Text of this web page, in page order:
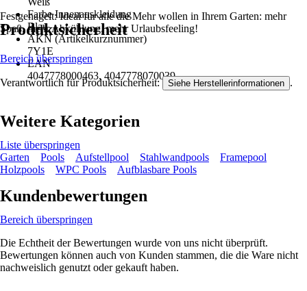
Farbe Innenauskleidung
Blau
AKN (Artikelkurznummer)
7Y1E
EAN
4047778000463, 4047778070039
Festgenagelt: Ideal für alle die Mehr wollen in Ihrem Garten: mehr
Spaß, mehr Abkühlung, mehr Urlaubsfeeling!
Produktsicherheit
Bereich überspringen
Verantwortlich für Produktsicherheit: Siehe Herstellerinformationen .
Weitere Kategorien
Liste überspringen
Garten
Pools Aufstellpool Stahlwandpools
Framepool
Holzpools
WPC Pools Aufblasbare Pools
Kundenbewertungen
Bereich überspringen
Die Echtheit der Bewertungen wurde von uns nicht überprüft.
Bewertungen können auch von Kunden stammen, die die Ware nicht
nachweislich genutzt oder gekauft haben.